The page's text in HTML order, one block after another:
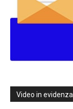
Video in evidenza